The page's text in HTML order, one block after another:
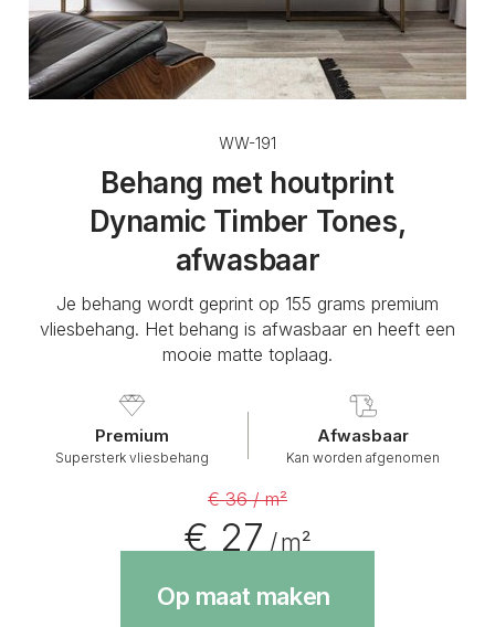
WW-191
Behang met houtprint
Dynamic Timber Tones,
afwasbaar
Je behang wordt geprint op 155 grams premium
vliesbehang. Het behang is afwasbaar en heeft een
mooie matte toplaag.
Premium
Supersterk vliesbehang
Afwasbaar
Kan worden afgenomen
€ 36 / m²
€ 27/ m²
Op maat maken